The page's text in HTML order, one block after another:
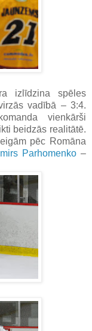
izlīdzina spēles
vadībā – 3:4.
vienkārši
beidzās realitātē.
pēc Romāna
Parhomenko–